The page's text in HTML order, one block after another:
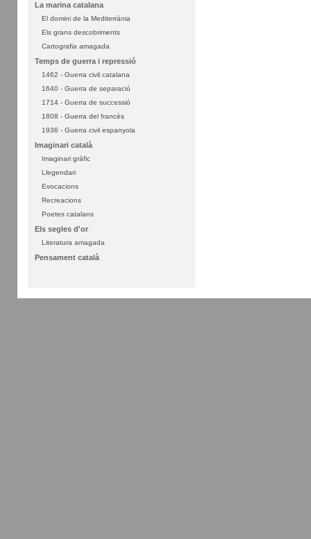
La marina catalana
El domini de la Mediterrània
Els grans descobriments
Cartografia amagada
Temps de guerra i repressió
1462 - Guerra civil catalana
1640 - Guerra de separació
1714 - Guerra de successió
1808 - Guerra del francès
1936 - Guerra civil espanyola
Imaginari català
Imaginari gràfic
Llegendari
Evocacions
Recreacions
Poetes catalans
Els segles d'or
Literatura amagada
Pensament català